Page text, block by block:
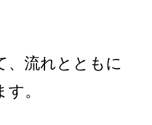
、流れとともに
。